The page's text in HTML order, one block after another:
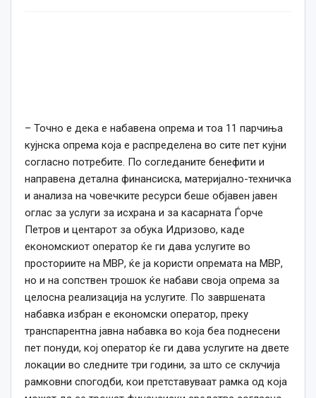
– Точно е дека е набавена опрема и тоа 11 парчиња
кујнска опрема која е распределена во сите пет кујни
согласно потребите. По согледаните бенефити и
направена детална финансиска, материјално-техничка
и анализа на човечките ресурси беше објавен јавен
оглас за услуги за исхрана и за касарната Ѓорче
Петров и центарот за обука Идризово, каде
економскиот оператор ќе ги дава услугите во
просториите на МВР, ќе ја користи опремата на МВР,
но и на сопствен трошок ќе набави своја опрема за
целосна реализација на услугите. По завршената
набавка избран е економски оператор, преку
транспарентна јавна набавка во која беа поднесени
пет понуди, кој оператор ќе ги дава услугите на двете
локации во следните три години, за што се склучија
рамковни спогодби, кои претставуваат рамка од која